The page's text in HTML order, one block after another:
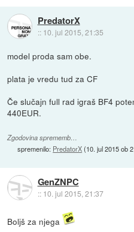
PredatorX
:: 10. jul 2015, 21:35
model proda sam obe.
plata je vredu tud za CF
Če slučajn full rad igraš BF4
440EUR.
Zgodovina sprememb…
spremenilo: PredatorX(10. jul 2015 ob
GenZNPC
:: 10. jul 2015, 21:37
Boljš za njega